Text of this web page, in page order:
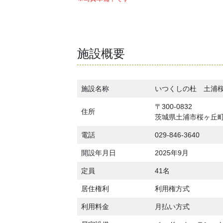
施設概要
施設名称 いつくしの杜 土浦
住所
〒300-0832
茨城県土浦市桜ヶ丘
電話 029-846-3640
開設年月日 2025年9月
定員 41名
居住権利 利用権方式
利用料金 月払い方式